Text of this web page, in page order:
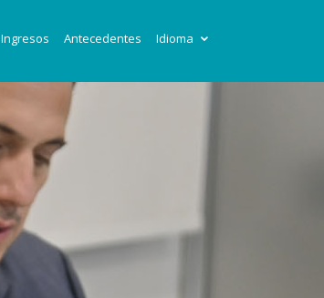
Ingresos Antecedentes Idioma